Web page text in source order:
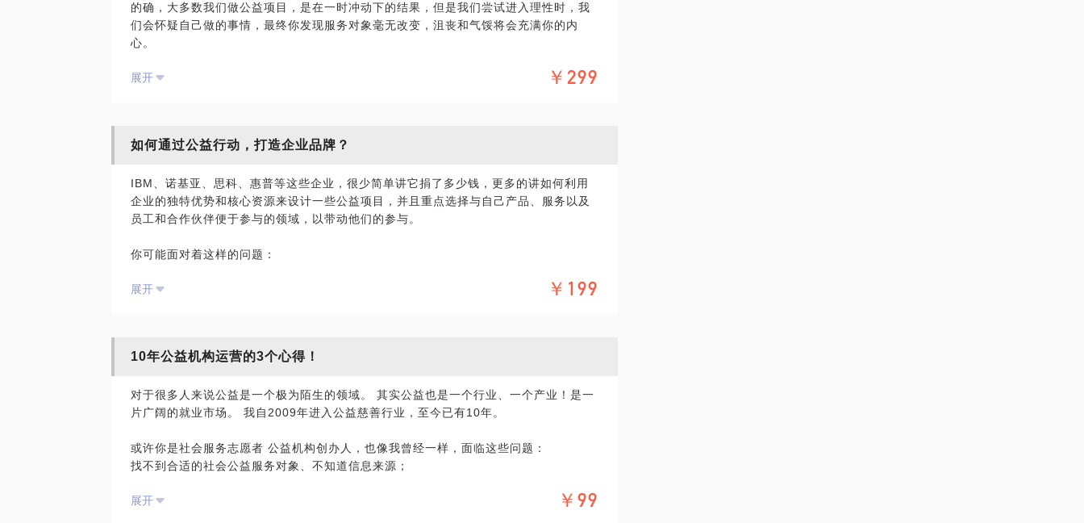
的确，大多数我们做公益项目，是在一时冲动下的结果，但是我们尝试进入理性时，我
们会怀疑自己做的事情，最终你发现服务对象毫无改变，沮丧和气馁将会充满你的内
心。
在进行项目设计与管理的过程中，基金会、企业CSR及NGO从业者们，或许会为这些问
如何开拓和管理伙伴关系，从而寻找资源并与各个利益相关方周旋来共同解决问题呢？
评价一个公益项目的好坏，要从定位、效果、效率、可持续性、创新性、参与性、社会
评价等多个角度出发。
刻的观察思考，在这里，我愿意与你分享我对公益的理解，通过探讨项目设计与管理的
展开 ￥299
如何通过公益行动，打造企业品牌？
IBM、诺基亚、思科、惠普等这些企业，很少简单讲它捐了多少钱，更多的讲如何利用
企业的独特优势和核心资源来设计一些公益项目，并且重点选择与自己产品、服务以及
员工和合作伙伴便于参与的领域，以带动他们的参与。
你可能面对着这样的问题：
重获公众认同，想实实在在做公益，但时间、人力成本难以负荷，找不到合适的公益机
等服务，帮助企业在提升品牌价值的同时，实实在在的做公益。
对于企业而言，做公益有以下几个好处：
第一，企业践行社会责任感
第三，员工利用公益公益时间，进行亲子活动
展开 ￥199
10年公益机构运营的3个心得！
对于很多人来说公益是一个极为陌生的领域。 其实公益也是一个行业、一个产业！是一
片广阔的就业市场。 我自2009年进入公益慈善行业，至今已有10年。
或许你是社会服务志愿者 公益机构创办人，也像我曾经一样，面临这些问题：
找不到合适的社会公益服务对象、不知道信息来源；
公益机构刚创办时有很多人包围，甚至志愿者过剩，逐渐都放弃了，很孤独，不知道怎
展开 ￥99